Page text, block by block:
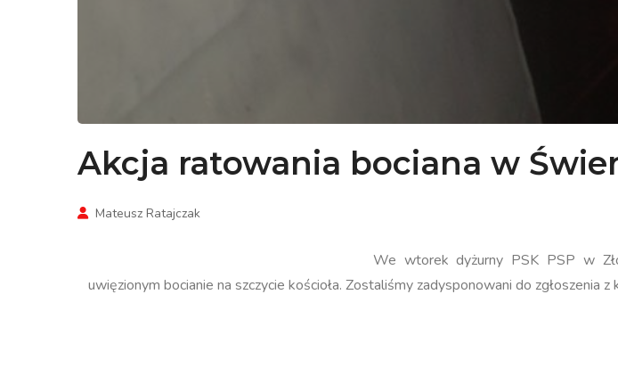
Akcja ratowania bociana w
Mateusz Ratajczak
We wtorek dyżurny PSK PSP w
uwięzionym bocianie na szczycie kościoła. Zostaliśmy zadysponowani do